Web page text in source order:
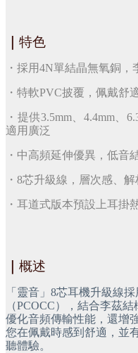
特色
・採用4N單結晶無氧銅，
・特軟PVC披覆，佩戴舒
・提供3.5mm、4.4mm、
適用廣泛
・中高頻延伸優異，低音
・8芯升級線，層次感、
・耳道式版本預設上耳掛
概述
「靈音」8芯耳機升級線
（PCOCC），結合李茲
優化音頻傳輸性能，還增
您在佩戴時感到舒適，並
聽體驗。